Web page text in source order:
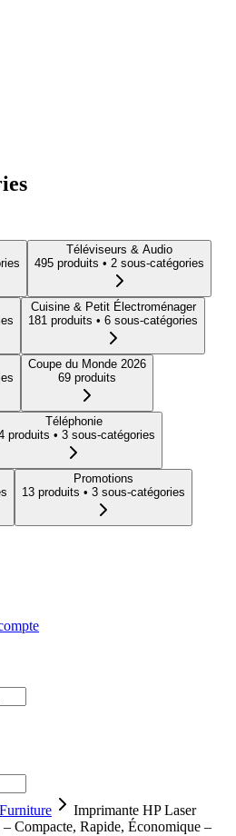
Téléviseurs & Audio
495 produits • 2 sous-catégories
Cuisine & Petit Électroménager
181 produits • 6 sous-catégories
Coupe du Monde 2026
69 produits
Téléphonie
produits • 3 sous-catégories
Promotions
13 produits • 3 sous-catégories
Furniture
Imprimante HP Laser
Compacte, Rapide, Économique –